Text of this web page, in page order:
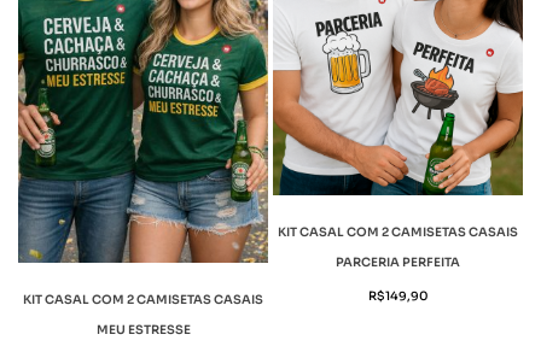
KIT CASAL COM 2 CAMISETAS CASAIS
MEU ESTRESSE
KIT CASAL COM 2 CAMISETAS CASAIS
PARCERIA PERFEITA
R$149,90